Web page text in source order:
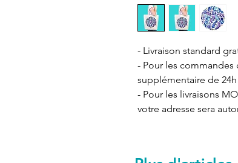
- Livraison standard
- Pour les
supplémentaire de
- Pour les livraisons
votre adresse sera